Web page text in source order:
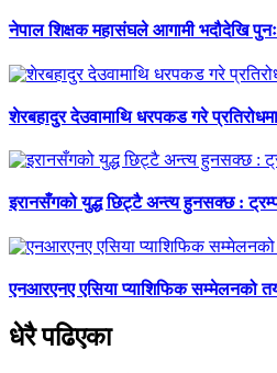
नेपाल शिक्षक महासंघले आगामी भदौदेखि
शेरबहादुर देउवामाथि धरपकड गरे
इरानसँगको युद्ध छिट्टै अन्त्य हुनसक्छ :
एनआरएनए एसिया प्याशिफिक सम्मेलनको
धेरै पढिएका